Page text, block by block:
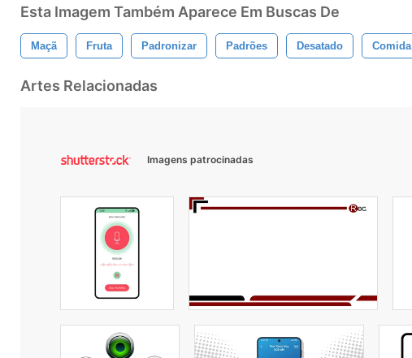
Esta Imagem Também Aparece Em Buscas De
Maçã Fruta Padronizar Padrões Desatado Comida
Artes Relacionadas
Imagens patrocinadas